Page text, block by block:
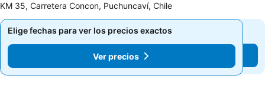
KM 35, Carretera Concon, Puchuncaví, Chile
Elige fechas para ver los precios exactos
Ver precios
Elige fechas para ver los precios exactos
Ver precios